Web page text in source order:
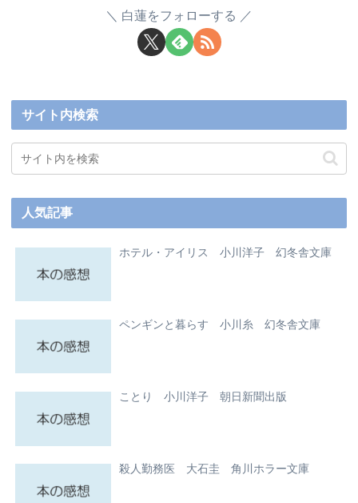
白蓮をフォローする
サイト内検索
人気記事
ホテル・アイリス 小川洋子 幻冬舎文庫
ペンギンと暮らす 小川糸 幻冬舎文庫
ことり 小川洋子 朝日新聞出版
殺人勤務医 大石圭 角川ホラー文庫